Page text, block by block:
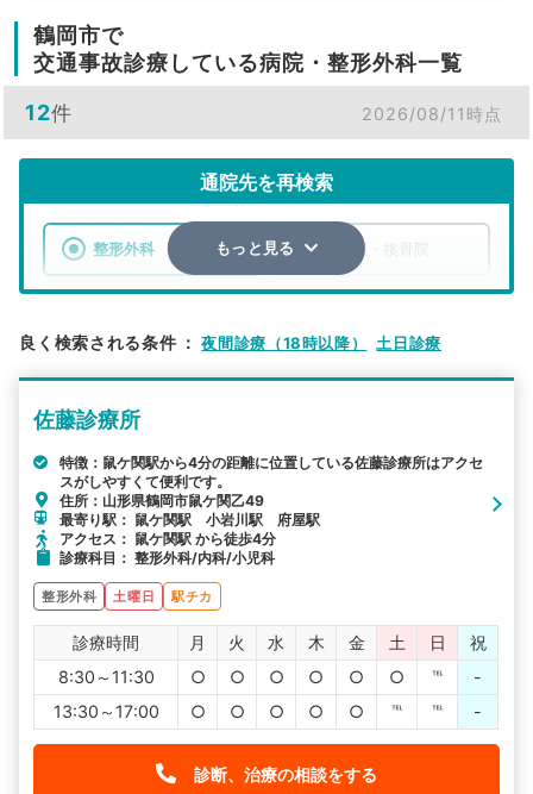
鶴岡市で
交通事故診療している病院・整形外科一覧
12件 2026/08/11時点
通院先を再検索
整形外科 整骨院・接骨院
検索する
その他の検索方法
駅から探す
もっと見る
良く検索される条件 ： 夜間診療（18時以降） 土日診療
佐藤診療所
特徴：鼠ケ関駅から4分の距離に位置している佐藤診療所はアクセ
スがしやすくて便利です。
住所：山形県鶴岡市鼠ケ関乙49
最寄り駅： 鼠ケ関駅 小岩川駅 府屋駅
アクセス： 鼠ケ関駅 から徒歩4分
診療科目： 整形外科/内科/小児科
整形外科 土曜日 駅チカ
診療時間 月 火 水 木 金 土 日
祝
8:30～11:30
○ ○ ○ ○ ○ ○ ℡
-
13:30～17:00
○ ○ ○ ○ ○ ℡ ℡ -
診断、治療の相談をする